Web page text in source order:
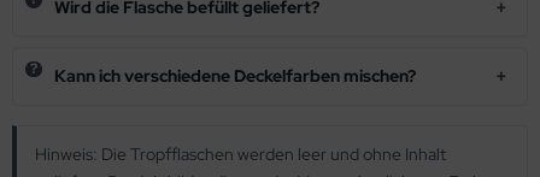
Wird die Flasche befüllt geliefert?
Kann ich verschiedene Deckelfarben mischen?
Hinweis: Die Tropfflaschen werden leer und ohne Inhalt